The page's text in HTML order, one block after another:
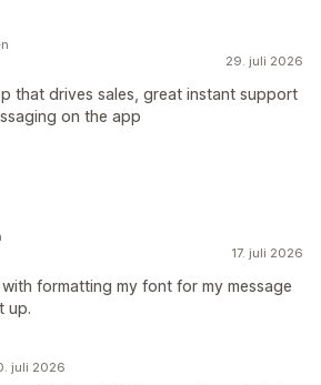
29. juli 2026
that drives sales, great instant support
on the app
17. juli 2026
formatting my font for my message
up.
juli 2026